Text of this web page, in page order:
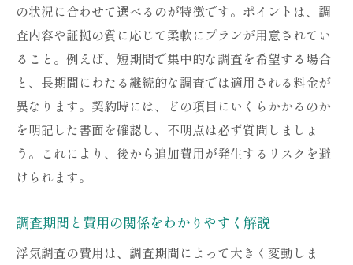
の状況に合わせて選べるのが特徴です。ポイントは、調
査内容や証拠の質に応じて柔軟にプランが用意されてい
ること。例えば、短期間で集中的な調査を希望する場合
と、長期間にわたる継続的な調査では適用される料金が
異なります。契約時には、どの項目にいくらかかるのか
を明記した書面を確認し、不明点は必ず質問しましょ
う。これにより、後から追加費用が発生するリスクを避
けられます。
調査期間と費用の関係をわかりやすく解説
浮気調査の費用は、調査期間によって大きく変動しま